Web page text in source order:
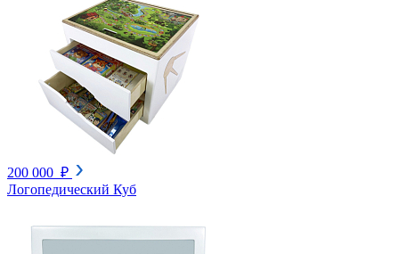
200 000 ₽
Логопедический Куб